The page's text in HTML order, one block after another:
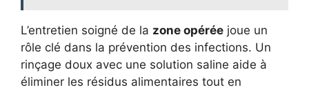
L’entretien soigné de la zone opérée joue un
rôle clé dans la prévention des infections. Un
rinçage doux avec une solution saline aide à
éliminer les résidus alimentaires tout en